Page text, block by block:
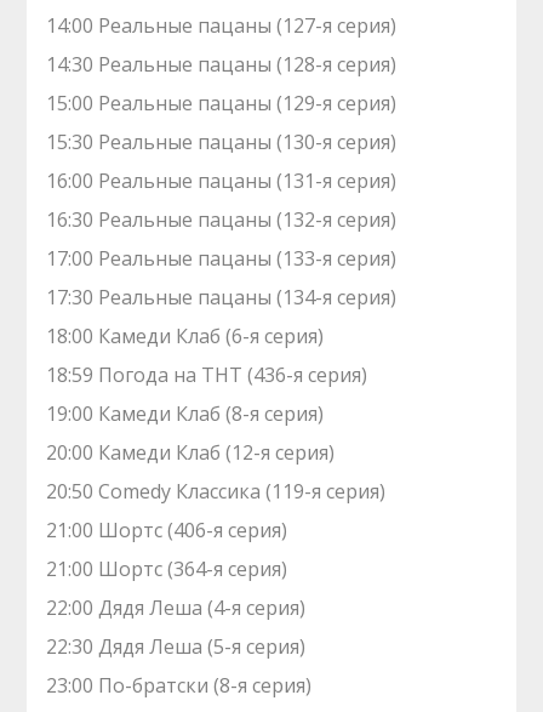
14:00 Реальные пацаны (127-я серия)
14:30 Реальные пацаны (128-я серия)
15:00 Реальные пацаны (129-я серия)
15:30 Реальные пацаны (130-я серия)
16:00 Реальные пацаны (131-я серия)
16:30 Реальные пацаны (132-я серия)
17:00 Реальные пацаны (133-я серия)
17:30 Реальные пацаны (134-я серия)
18:00 Камеди Клаб (6-я серия)
18:59 Погода на ТНТ (436-я серия)
19:00 Камеди Клаб (8-я серия)
20:00 Камеди Клаб (12-я серия)
20:50 Comedy Классика (119-я серия)
21:00 Шортс (406-я серия)
21:00 Шортс (364-я серия)
22:00 Дядя Леша (4-я серия)
22:30 Дядя Леша (5-я серия)
23:00 По-братски (8-я серия)